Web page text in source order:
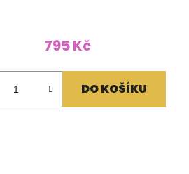
795 Kč
DO KOŠÍKU